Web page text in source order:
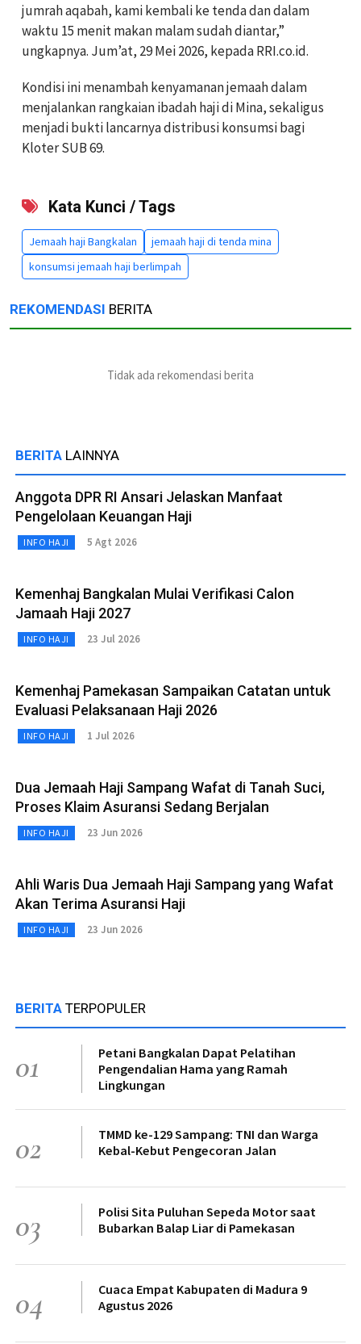
jumrah aqabah, kami kembali ke tenda dan dalam
waktu 15 menit makan malam sudah diantar,”
ungkapnya. Jum’at, 29 Mei 2026, kepada RRI.co.id.
Kondisi ini menambah kenyamanan jemaah dalam
menjalankan rangkaian ibadah haji di Mina, sekaligus
menjadi bukti lancarnya distribusi konsumsi bagi
Kloter SUB 69.
Kata Kunci / Tags
Jemaah haji Bangkalan
jemaah haji di tenda mina
konsumsi jemaah haji berlimpah
REKOMENDASI BERITA
Tidak ada rekomendasi berita
BERITA LAINNYA
Anggota DPR RI Ansari Jelaskan Manfaat
Pengelolaan Keuangan Haji
INFO HAJI 5 Agt 2026
Kemenhaj Bangkalan Mulai Verifikasi Calon
Jamaah Haji 2027
INFO HAJI 23 Jul 2026
Kemenhaj Pamekasan Sampaikan Catatan untuk
Evaluasi Pelaksanaan Haji 2026
INFO HAJI 1 Jul 2026
Dua Jemaah Haji Sampang Wafat di Tanah Suci,
Proses Klaim Asuransi Sedang Berjalan
INFO HAJI 23 Jun 2026
Ahli Waris Dua Jemaah Haji Sampang yang Wafat
Akan Terima Asuransi Haji
INFO HAJI 23 Jun 2026
BERITA TERPOPULER
01
Petani Bangkalan Dapat Pelatihan
Pengendalian Hama yang Ramah
Lingkungan
02
TMMD ke-129 Sampang: TNI dan Warga
Kebal-Kebut Pengecoran Jalan
03
Polisi Sita Puluhan Sepeda Motor saat
Bubarkan Balap Liar di Pamekasan
04
Cuaca Empat Kabupaten di Madura 9
Agustus 2026